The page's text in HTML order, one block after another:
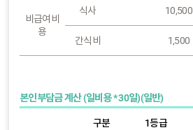
비급여비
용
식사 10,500
간식비 1,500
본인부담금 계산 (일비용 * 30일)(일반)
구분 1등급